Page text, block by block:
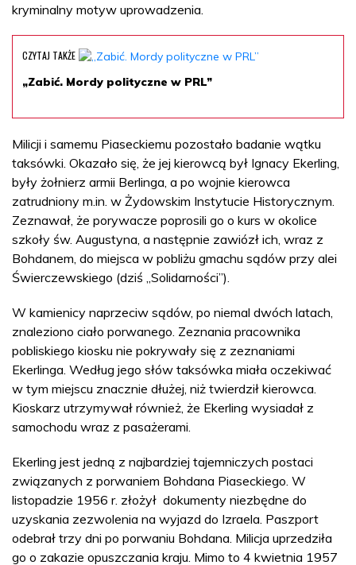
kryminalny motyw uprowadzenia.
CZYTAJ TAKŻE
„Zabić. Mordy polityczne w PRL”
Milicji i samemu Piaseckiemu pozostało badanie wątku
taksówki. Okazało się, że jej kierowcą był Ignacy Ekerling,
były żołnierz armii Berlinga, a po wojnie kierowca
zatrudniony m.in. w Żydowskim Instytucie Historycznym.
Zeznawał, że porywacze poprosili go o kurs w okolice
szkoły św. Augustyna, a następnie zawiózł ich, wraz z
Bohdanem, do miejsca w pobliżu gmachu sądów przy alei
Świerczewskiego (dziś „Solidarności”).
W kamienicy naprzeciw sądów, po niemal dwóch latach,
znaleziono ciało porwanego. Zeznania pracownika
pobliskiego kiosku nie pokrywały się z zeznaniami
Ekerlinga. Według jego słów taksówka miała oczekiwać
w tym miejscu znacznie dłużej, niż twierdził kierowca.
Kioskarz utrzymywał również, że Ekerling wysiadał z
samochodu wraz z pasażerami.
Ekerling jest jedną z najbardziej tajemniczych postaci
związanych z porwaniem Bohdana Piaseckiego. W
listopadzie 1956 r. złożył dokumenty niezbędne do
uzyskania zezwolenia na wyjazd do Izraela. Paszport
odebrał trzy dni po porwaniu Bohdana. Milicja uprzedziła
go o zakazie opuszczania kraju. Mimo to 4 kwietnia 1957